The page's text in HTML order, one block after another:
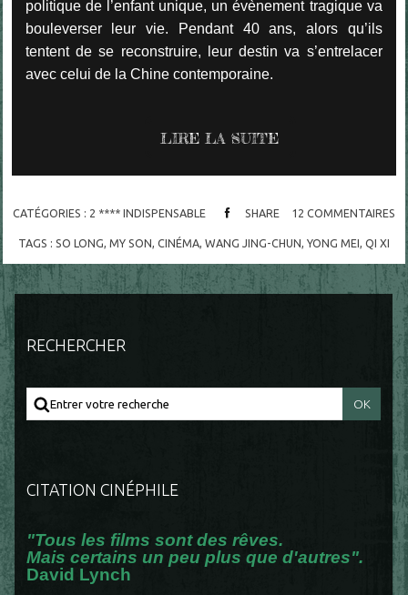
politique de l’enfant unique, un évènement tragique va
bouleverser leur vie.
Pendant 40 ans, alors qu’ils
tentent de se reconstruire, leur destin va s’entrelacer
avec celui de la Chine contemporaine.
LIRE LA SUITE
CATÉGORIES : 2 **** INDISPENSABLE SHARE 12 COMMENTAIRES
TAGS : SO LONG MY SON CINÉMA, WANG JING-CHUN YONG MEI QI XI
RECHERCHER
CITATION CINÉPHILE
"Tous les films sont des rêves.
Mais certains un peu plus que d'autres".
David Lynch